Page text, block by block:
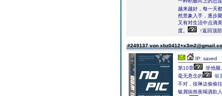
越来越好，每一天
然景象入手，逐步
又有对生活中点滴
度。
↑返回顶
#249137 von
IP: saved
第10章
坐他腿
毫无悬念的
银
不对，徐琳达偷偷
银屑病熬夜喝酒欺